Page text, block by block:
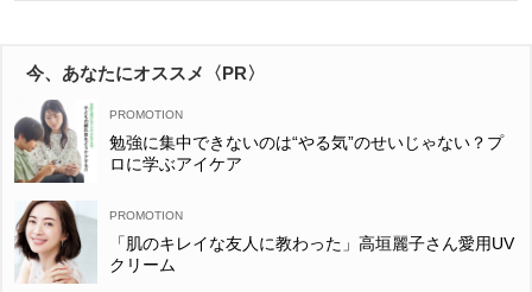
今、あなたにオススメ〈PR〉
勉強に集中できないのは“やる気”のせいじゃない？プ
ロに学ぶアイケア
「肌のキレイな友人に教わった」高垣麗子さん愛用UV
クリーム